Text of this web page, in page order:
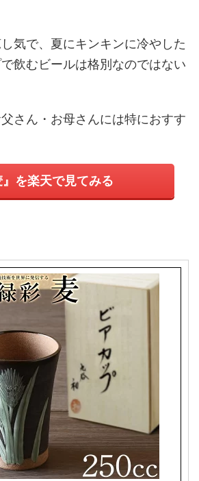
気で、夏にキンキンに冷やした
飲むビールは格別なのではない
さん・お母さんには特におすす
』を楽天で見てみる